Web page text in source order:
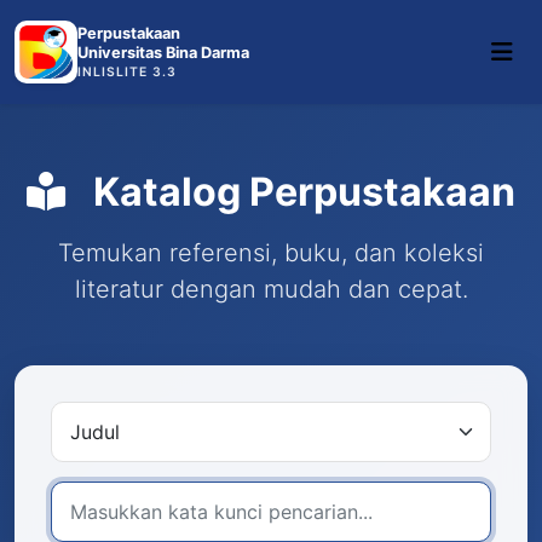
Perpustakaan
Universitas Bina Darma
INLISLITE 3.3
Katalog Perpustakaan
Temukan referensi, buku, dan koleksi
literatur dengan mudah dan cepat.